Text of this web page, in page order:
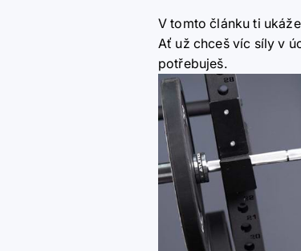
V tomto článku ti
Ať už chceš víc síly v
potřebuješ.